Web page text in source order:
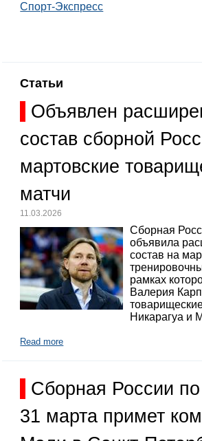
Спорт-Экспресс
Статьи
Объявлен
состав сборной
мартовские
матчи
11.03.2026
Сборная
объявила
состав на
рамках
Валерия
Никарагуа и
Read more
Сборная России
31 марта примет